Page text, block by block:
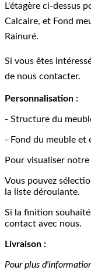
L'étagère ci-dessus
Calcaire, et Fond
Rainuré.
Si vous êtes
de nous contacter.
Personnalisation :
- Structure du
- Fond du meuble et
Pour visualiser
Vous pouvez
la liste déroulante.
Si la finition
contact avec nous.
Livraison :
Pour plus